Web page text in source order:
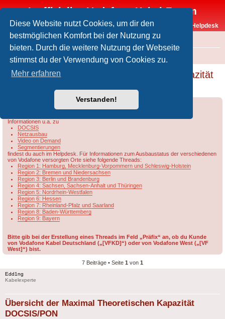
Diese Website nutzt Cookies, um dir den
bestmöglichen Komfort bei der Nutzung zu
bieten. Durch die weitere Nutzung der Webseite
stimmst du der Verwendung von Cookies zu.
Mehr erfahren
Verstanden!
Inoffizielles Vodafone-Kabel-Forum
Vodafone-Kabel-Helpdesk
FAQ
Foren-Übersicht Rund um Vodafone / Aktuelles
Übersicht der Maximal Theoretischen Kapazität
Informationen u.a. zu
DOCSIS
Netzausbau
Video on Demand
Segmentierungen
findest du auch im Helpdesk. Für Informationen zum Ausbaustatus der verschiedenen
von Vodafone versorgten Orte siehe folgende Threads:
Region 1: Hamburg, Mecklenburg-Vorpommern und Schleswig-Holstein
Region 2: Bremen und Niedersachsen
Region 3: Berlin und Brandenburg
Region 4: Sachsen, Sachsen-Anhalt und Thüringen
Region 5: Nordrhein-Westfalen
Region 6: Hessen
Region 7: Rheinland-Pfalz und Saarland
Region 8: Baden-Württemberg
Region 9: Bayern
Bitte gib bei der Erstellung eines Threads im Feld „Präfix“ an, ob du Kunde
von Vodafone Kabel Deutschland („[VFKD]“) oder von Vodafone West („[VF
West]“) bist.
7 Beiträge • Seite 1 von 1
Edd1ng
Kabelexperte
Übersicht der Maximal Theoretischen Kapazität
DOCSIS/PON